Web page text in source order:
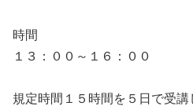
時間
１３：００～１６：００
規定時間１５時間を５日で受